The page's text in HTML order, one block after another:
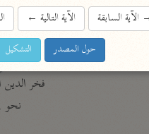
الآلوسي
نحو ٢٨ مجلدًا
فخر الدين
نحو ٢٤ مجلدًا
الآية السابقة الآية التالية ←
حول المصدر التشكيل